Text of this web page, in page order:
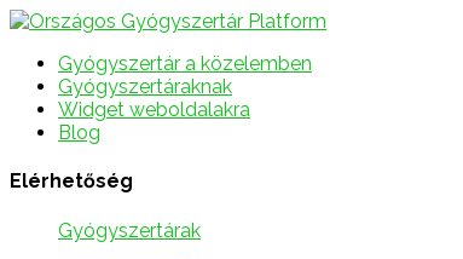
Gyógyszertár a közelemben
Gyógyszertáraknak
Widget weboldalakra
Blog
Elérhetőség
Gyógyszertárak